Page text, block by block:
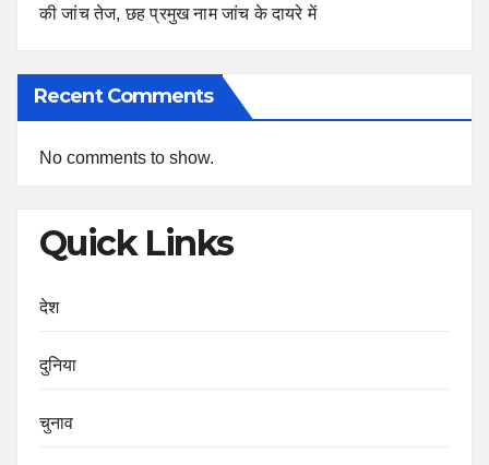
की जांच तेज, छह प्रमुख नाम जांच के दायरे में
Recent Comments
No comments to show.
Quick Links
देश
दुनिया
चुनाव